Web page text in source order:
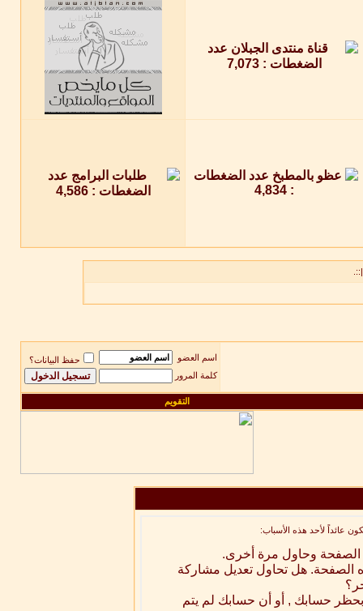
اسم العضو
حفظ البيانات؟
كلمة المرور
التقويم
عائداً لأحد هذه الأسباب:
الصفحة وحاول مرة أخرى.
الصفحة. هل تحاول تعديل مشاركة
بحظر حسابك , أو أن حسابك لم يتم